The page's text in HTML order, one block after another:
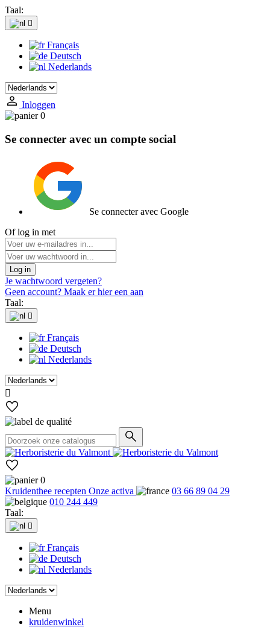
Taal:

Français
Deutsch
Nederlands
Inloggen
0
Se connecter avec un compte social
Se connecter avec Google
Of log in met
Log in
Je wachtwoord vergeten?
Geen account? Maak er hier een aan
Taal:

Français
Deutsch
Nederlands

0
Kruidenthee recepten Onze activa
03 66 89 04 29
010 244 449
Taal:

Français
Deutsch
Nederlands
Menu
kruidenwinkel